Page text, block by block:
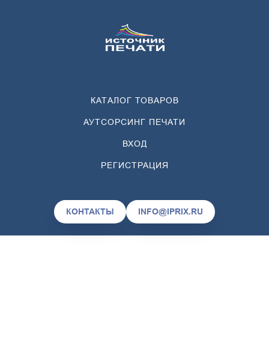
КАТАЛОГ ТОВАРОВ
АУТСОРСИНГ ПЕЧАТИ
ВХОД
РЕГИСТРАЦИЯ
КОНТАКТЫ INFO@IPRIX.RU